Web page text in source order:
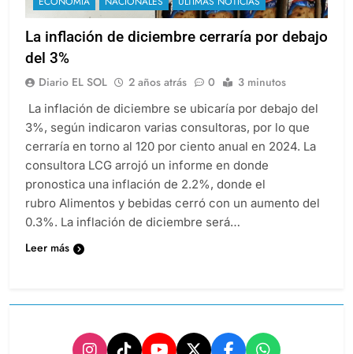
La inflación de diciembre cerraría por debajo
del 3%
Diario EL SOL 2 años atrás 0 3 minutos
La inflación de diciembre se ubicaría por debajo del
3%, según indicaron varias consultoras, por lo que
cerraría en torno al 120 por ciento anual en 2024. La
consultora LCG arrojó un informe en donde
pronostica una inflación de 2.2%, donde el
rubro Alimentos y bebidas cerró con un aumento del
0.3%. La inflación de diciembre será…
Leer más